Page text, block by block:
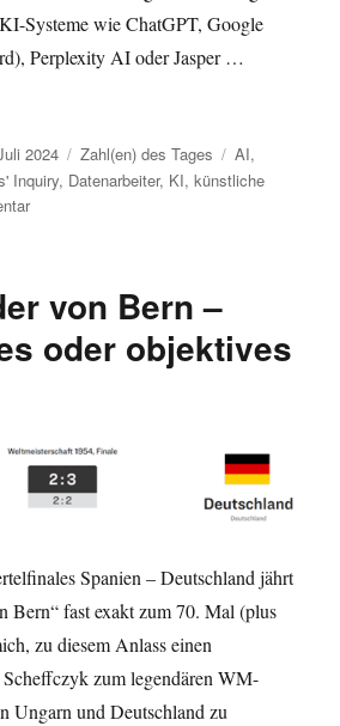
Systeme wie ChatGPT, Google
Perplexity AI oder Jasper …
KI: Millionen prekäre Datenarbeiter,
2024 Kategorien
Zahl(en) des Tages Schlagwörter
AI,
Inquiry, Datenarbeiter, KI,künstliche
zu
der
Millionen
Workers
von Bern –
oder objektives
Spanien – Deutschland jährt
Bern“ fast exakt zum 70. Mal (plus
zu diesem Anlass einen
zum legendären WM-
Ungarn und Deutschland zu